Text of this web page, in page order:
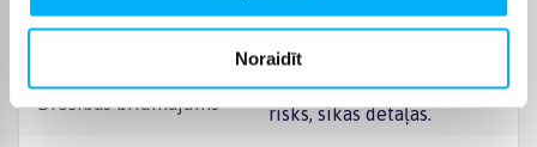
Noraidīt
Daļu skaits 119
Drošības brīdinājums
Brīdinājums! Aizrīšanās
risks, sīkas detaļas.